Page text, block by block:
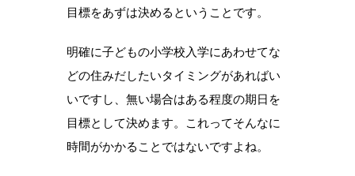
目標をあずは決めるということです。
明確に子どもの小学校入学にあわせてな
どの住みだしたいタイミングがあればい
いですし、無い場合はある程度の期日を
目標として決めます。これってそんなに
時間がかかることではないですよね。